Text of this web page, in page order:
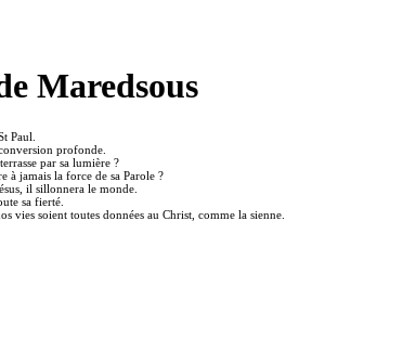
Maredsous
Paul.
profonde.
par sa lumière ?
à jamais la force de sa Parole ?
il sillonnera le monde.
sa fierté.
vies soient toutes données au Christ, comme la sienne.